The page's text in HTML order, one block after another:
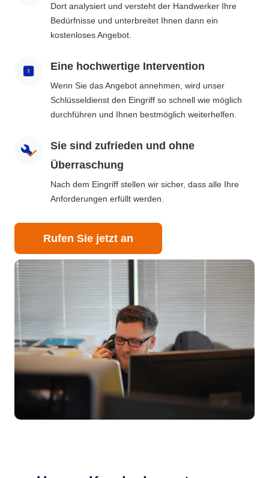
Dort analysiert und versteht der Handwerker Ihre
Bedürfnisse und unterbreitet Ihnen dann ein
kostenloses Angebot.
Eine hochwertige Intervention
Wenn Sie das Angebot annehmen, wird unser
Schlüsseldienst den Eingriff so schnell wie möglich
durchführen und Ihnen bestmöglich weiterhelfen.
Sie sind zufrieden und ohne
Überraschung
Nach dem Eingriff stellen wir sicher, dass alle Ihre
Anforderungen erfüllt werden.
Rufen Sie jetzt an